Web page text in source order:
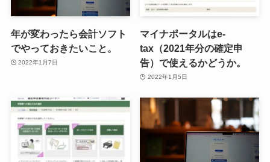
年が変わったら会計ソフト
でやっておきたいこと。
2022年1月7日
マイナポータルはe-
tax（2021年分の確定申
告）で使えるかどうか。
2022年1月5日